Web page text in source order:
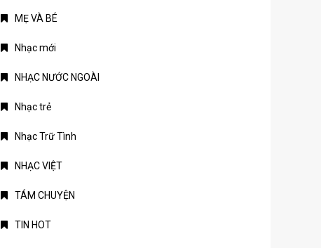
MẸ VÀ BÉ
Nhạc mới
NHẠC NƯỚC NGOÀI
Nhạc trẻ
Nhạc Trữ Tình
NHẠC VIỆT
TÁM CHUYỆN
TIN HOT